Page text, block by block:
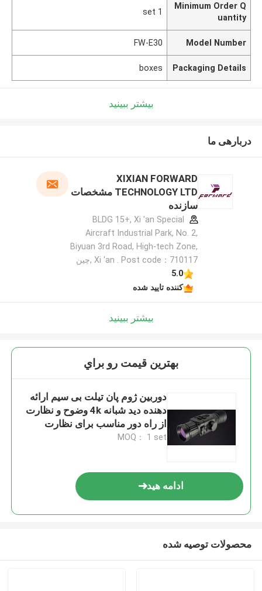
Minimum Order Q
uantity
1 set
Model Number
FW-E30
Packaging Details
boxes
بیشتر ببینید
دربارهی ما
XIXIAN FORWARD
TECHNOLOGY LTD مشخصات
سازنده
BLDG 15+, Xi 'an Special
Aircraft Industrial Park, No. 2,
Biyuan 3rd Road, High-tech Zone,
Xi 'an . Post code：710117 ,چین
5.0
کننده تایید شده
بیشتر ببینید
بهترين قيمت رو براي
دوربین ژوم پان تیلت بی سیم ارائه
دهنده دید شبانه 4k وضوح و نظارت
از راه دور مناسب برای نظارت
امنیتی
MOQ： 1 set
ادامه هید
محصولات توصیه شده